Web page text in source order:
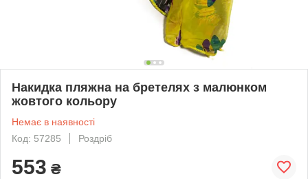
Накидка пляжна на бретелях з малюнком
жовтого кольору
Немає в наявності
Код: 57285
Роздріб
553 ₴